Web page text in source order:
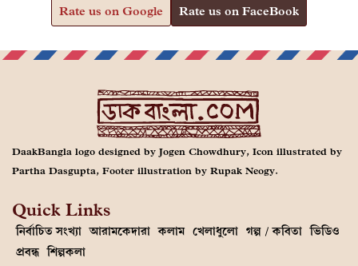
Rate us on Google Rate us on FaceBook
DaakBangla logo designed by Jogen Chowdhury, Icon illustrated by
Partha Dasgupta, Footer illustration by Rupak Neogy.
Quick Links
নির্বাচিত সংখ্যা আরামকেদারা কলাম খেলাধুলো গল্প / কবিতা ভিডিও
প্রবন্ধ শিল্পকলা